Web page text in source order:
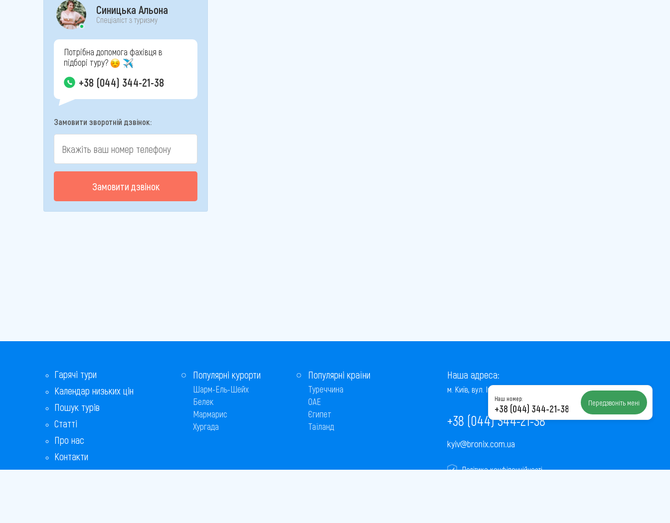
Синицька Альона
Спеціаліст з туризму
Потрібна допомога фахівця в
підборі туру?
+38 (044) 344-21-38
Замовити зворотній дзвінок:
Замовити дзвінок
Гарячі тури
Календар низьких цін
Пошук турів
Статті
Про нас
Контакти
Бонусна програма
Популярні курорти
Шарм-Ель-Шейх
Белек
Мармарис
Хургада
Популярні країни
Туреччина
ОАЕ
Єгипет
Таїланд
Наша адреса:
м. Київ, вул. Інститутська, 22/7, оф. 41
+38 (044) 344-21-38
kyiv@bronix.com.ua
Політика конфіденційності
Наш номер:
+38 (044) 344-21-38 Передзвоніть мені